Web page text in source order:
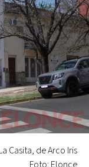
Casita, de Arco Iris